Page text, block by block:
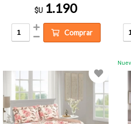
$U 1.190
Comprar